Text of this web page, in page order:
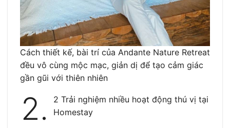
Cách thiết kế, bài trí của Andante Nature Retreat
đều vô cùng mộc mạc, giản dị để tạo cảm giác
gần gũi với thiên nhiên
2.
2 Trải nghiệm nhiều hoạt động thú vị tại
Homestay